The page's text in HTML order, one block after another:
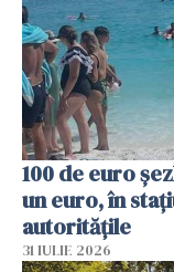
100 de euro
un euro, în
autoritățile
31 IULIE 2026